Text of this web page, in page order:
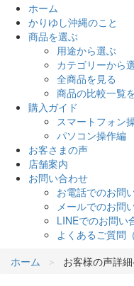
ホーム
かりゆし沖縄のこと
商品を選ぶ
用途から選ぶ
カテゴリーから
全商品を見る
商品の比較一覧
購入ガイド
スマートフォン
パソコン操作編
お客さまの声
店舗案内
お問い合わせ
お電話でのお問
メールでのお問
LINEでのお問い
よくあるご質問
ホーム
お客様の声詳